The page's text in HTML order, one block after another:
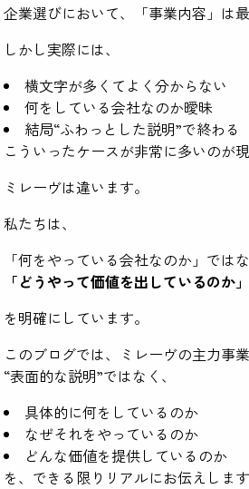
企業選びにおいて、「事業内容」は
しかし実際には、
横文字が多くてよく分からない
何をしている会社なのか曖昧
結局“ふわっとした説明”で終わる
こういったケースが非常に多いのが現
ミレーヴは違います。
私たちは、
「何をやっている会社なのか」では
「どうやって価値を出しているのか」
を明確にしています。
このブログでは、ミレーヴの主力事業
“表面的な説明”ではなく、
具体的に何をしているのか
なぜそれをやっているのか
どんな価値を提供しているのか
を、できる限りリアルにお伝えします